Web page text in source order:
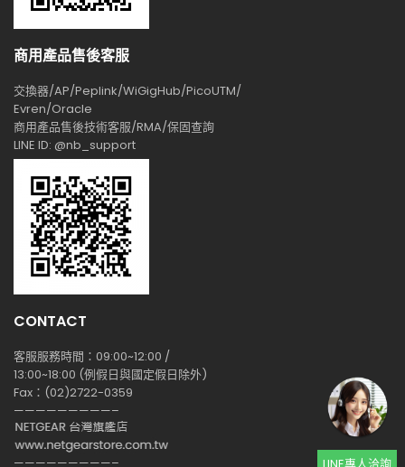
商用產品售後客服
交換器/AP/Peplink/WiGigHub/PicoUTM/
Evren/Oracle
商用產品售後技術客服/RMA/保固查詢
LINE ID: @nb_support
CONTACT
客服服務時間：09:00~12:00 /
13:00~18:00 (例假日與國定假日除外)
Fax：(02)2722-0359
—————————–
—————————– LINE專人洽詢